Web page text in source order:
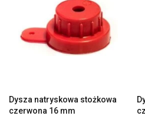
Dysza natryskowa stożkowa
czerwona 16 mm